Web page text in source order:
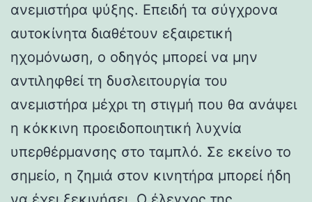
ανεμιστήρα ψύξης. Επειδή τα σύγχρονα
αυτοκίνητα διαθέτουν εξαιρετική
ηχομόνωση, ο οδηγός μπορεί να μην
αντιληφθεί τη δυσλειτουργία του
ανεμιστήρα μέχρι τη στιγμή που θα ανάψει
η κόκκινη προειδοποιητική λυχνία
υπερθέρμανσης στο ταμπλό. Σε εκείνο το
σημείο, η ζημιά στον κινητήρα μπορεί ήδη